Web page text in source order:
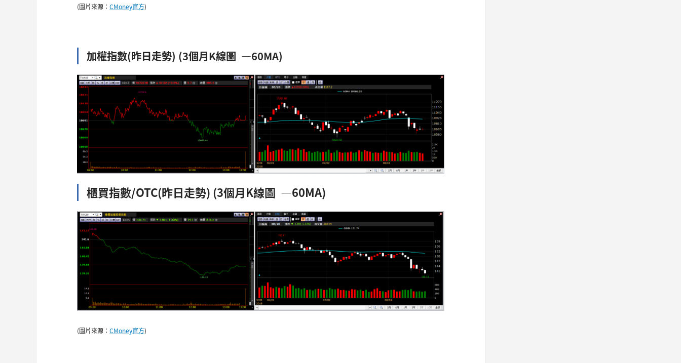
(圖片來源： CMoney官方)
加權指數(昨日走勢) (3個月K線圖 —60MA)
櫃買指數/OTC(昨日走勢) (3個月K線圖 —60MA)
(圖片來源： CMoney官方)